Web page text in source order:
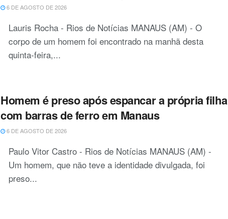
6 DE AGOSTO DE 2026
Lauris Rocha - Rios de Notícias MANAUS (AM) - O
corpo de um homem foi encontrado na manhã desta
quinta-feira,...
Homem é preso após espancar a própria filha
com barras de ferro em Manaus
6 DE AGOSTO DE 2026
Paulo Vitor Castro - Rios de Notícias MANAUS (AM) -
Um homem, que não teve a identidade divulgada, foi
preso...